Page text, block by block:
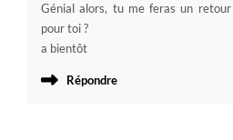
Génial alors, tu me feras un
pour toi ?
a bientôt
Répondre